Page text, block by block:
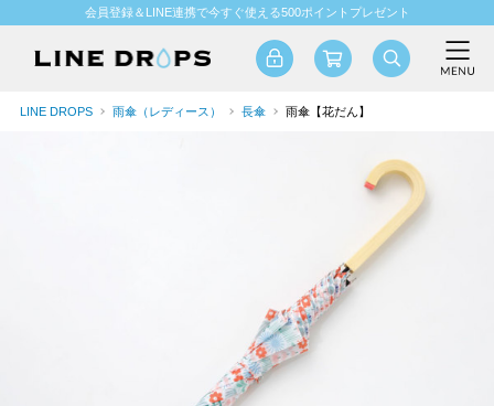
会員登録＆LINE連携で今すぐ使える500ポイントプレゼント
LINE DROPS 雨傘（レディース） 長傘 雨傘【花だん】